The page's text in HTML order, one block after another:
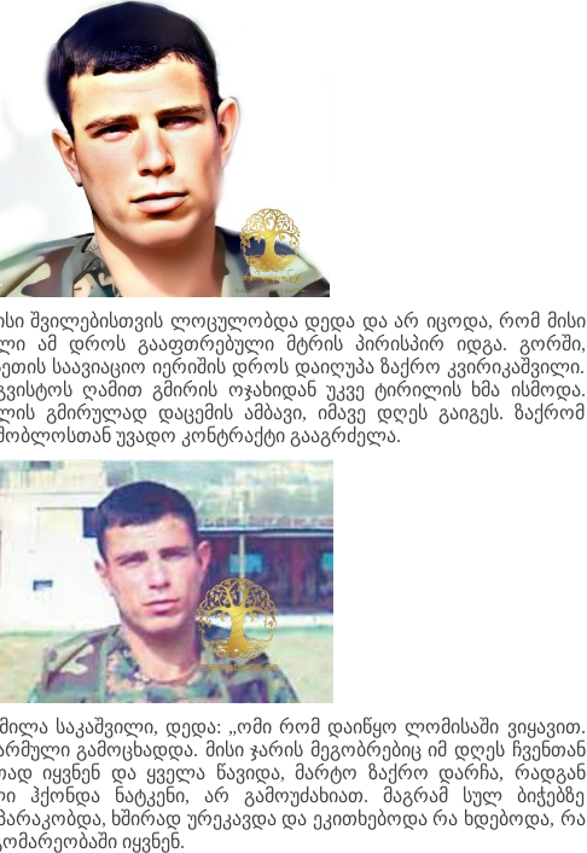
შვილებისთვის ლოცულობდა დედა და არ იცოდა, რომ მისი
ამ დროს გააფთრებული მტრის პირისპირ იდგა. გორში,
საავიაციო იერიშის დროს დაიღუპა ზაქრო კვირიკაშვილი.
ღამით გმირის ოჯახიდან უკვე ტირილის ხმა ისმოდა.
გმირულად დაცემის ამბავი, იმავე დღეს გაიგეს. ზაქრომ
უვადო კონტრაქტი გააგრძელა.
საკაშვილი, დედა: „ომი რომ დაიწყო ლომისაში ვიყავით.
გამოცხადდა. მისი ჯარის მეგობრებიც იმ დღეს ჩვენთან
იყვნენ და ყველა წავიდა, მარტო ზაქრო დარჩა, რადგან
ჰქონდა ნატკენი, არ გამოუძახიათ. მაგრამ სულ ბიჭებზე
ხშირად ურეკავდა და ეკითხებოდა რა ხდებოდა, რა
იყვნენ.